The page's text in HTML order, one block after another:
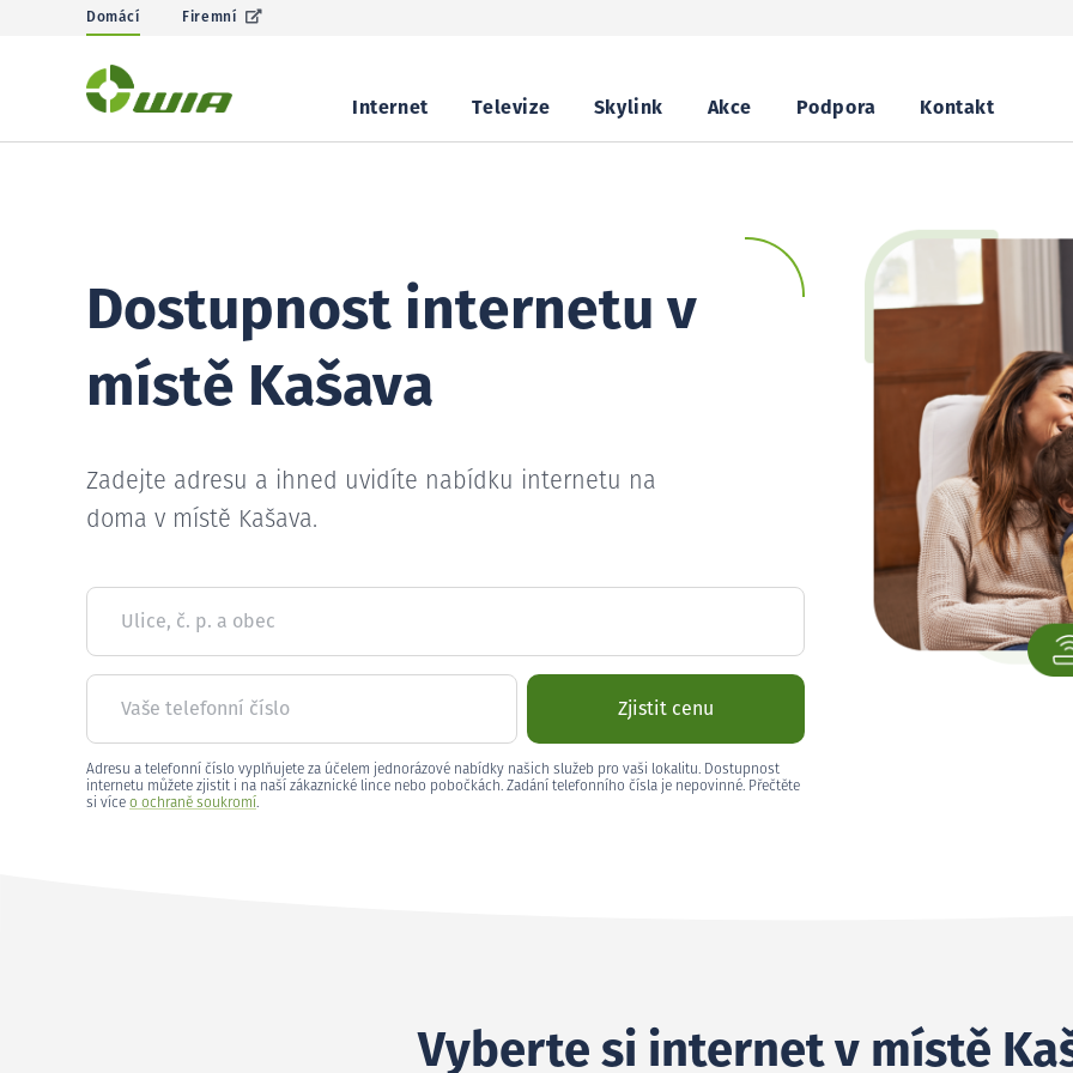
Domácí Firemní
Internet Televize Skylink Akce Podpora Kontakt
Dostupnost internetu v
místě Kašava
Zadejte adresu a ihned uvidíte nabídku internetu na
doma v místě Kašava.
Ulice, č. p. a obec
Vaše telefonní číslo Zjistit cenu
Adresu a telefonní číslo vyplňujete za účelem jednorázové nabídky našich služeb pro vaši lokalitu. Dostupnost
internetu můžete zjistit i na naší zákaznické lince nebo pobočkách. Zadání telefonního čísla je nepovinné. Přečtěte
si více o ochraně soukromí.
Vyberte si internet v místě